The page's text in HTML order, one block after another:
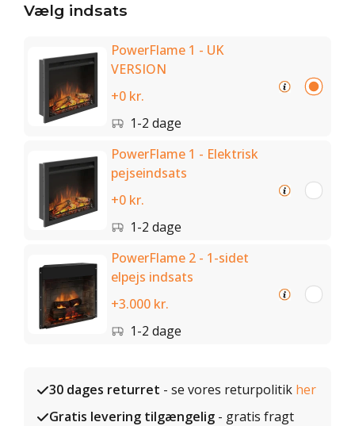
Vælg indsats
PowerFlame 1 - UK
VERSION
+0 kr.
1-2 dage
PowerFlame 1 - Elektrisk
pejseindsats
+0 kr.
1-2 dage
PowerFlame 2 - 1-sidet
elpejs indsats
+3.000 kr.
1-2 dage
30 dages returret - se vores returpolitik her
Gratis levering tilgængelig - gratis fragt